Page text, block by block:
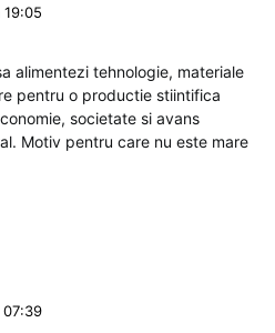
alimentezi tehnologie, materiale
pentru o productie stiintifica
societate si avans
Motiv pentru care nu este mare
07:39